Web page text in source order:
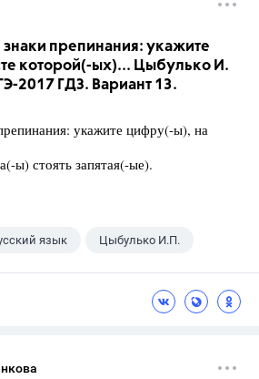
знаки препинания: укажите
которой(-ых)... Цыбулько И.
2017 ГДЗ. Вариант 13.
укажите цифру(-ы), на
ы) стоять запятая(-ые).
язык Цыбулько И.П.